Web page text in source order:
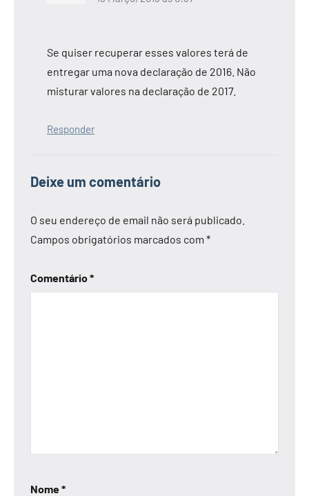
Se quiser recuperar esses valores terá de
entregar uma nova declaração de 2016. Não
misturar valores na declaração de 2017.
Responder
Deixe um comentário
O seu endereço de email não será publicado.
Campos obrigatórios marcados com *
Comentário*
Nome*